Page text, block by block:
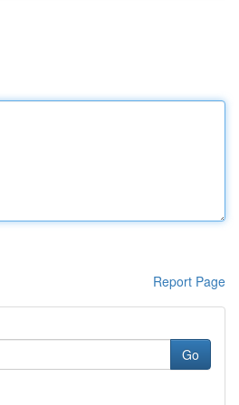
Report Page
Go